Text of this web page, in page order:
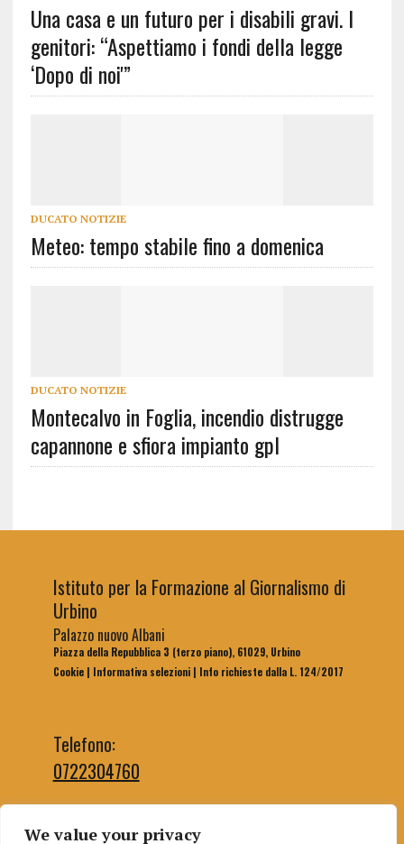
We value your privacy
Una casa e un futuro per i disabili gravi. I
genitori: “Aspettiamo i fondi della legge
‘Dopo di noi'”
DUCATO NOTIZIE
Meteo: tempo stabile fino a domenica
DUCATO NOTIZIE
Montecalvo in Foglia, incendio distrugge
capannone e sfiora impianto gpl
Istituto per la Formazione al Giornalismo di
Urbino
Palazzo nuovo Albani
Piazza della Repubblica 3 (terzo piano), 61029, Urbino
Cookie| Informativa selezioni| Info richieste dalla L. 124/2017
Telefono:
0722304760